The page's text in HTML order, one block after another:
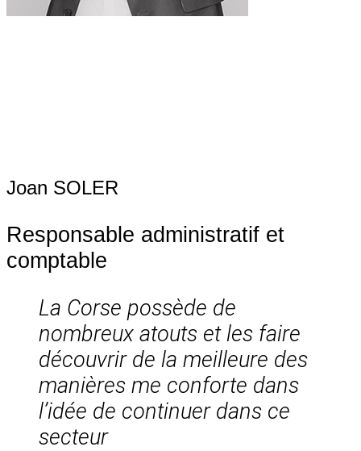
Joan SOLER
Responsable administratif et
comptable
La Corse possède de
nombreux atouts et les faire
découvrir de la meilleure des
manières me conforte dans
l’idée de continuer dans ce
secteur